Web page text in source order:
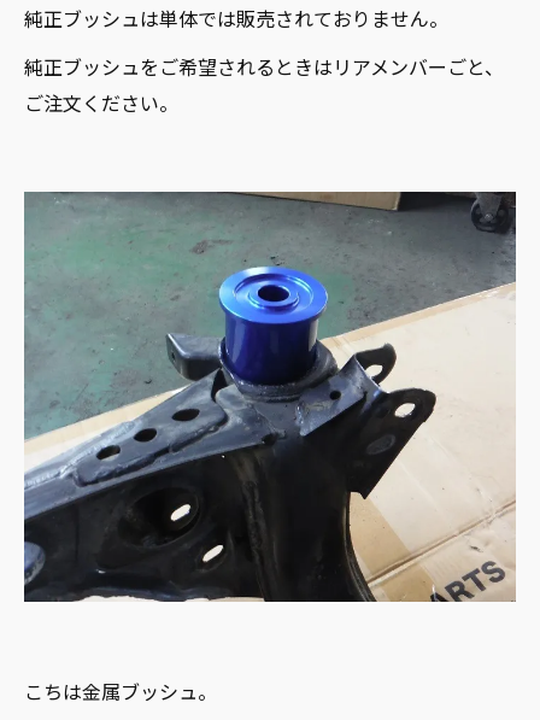
純正ブッシュは単体では販売されておりません。
純正ブッシュをご希望されるときはリアメンバーごと、
ご注文ください。
こちは金属ブッシュ。